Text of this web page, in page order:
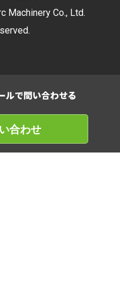
Machinery Co., Ltd.
ルで問い合わせる
合わせ